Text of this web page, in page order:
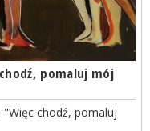
pomaluj mój
"Więc chodź, pomaluj